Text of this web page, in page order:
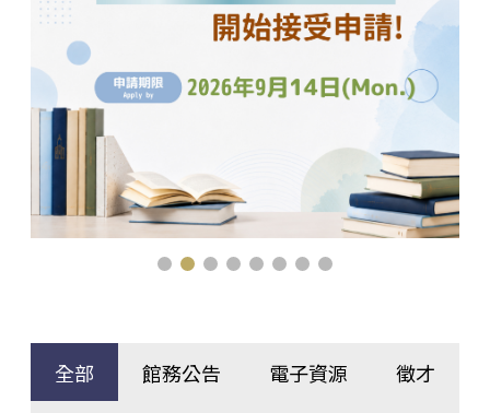
全部 館務公告 電子資源 徵才